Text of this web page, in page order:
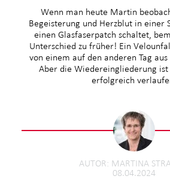
Wenn man heute Martin
Begeisterung und Herzblut in einer
einen Glasfaserpatch schaltet,
Unterschied zu früher! Ein
von einem auf den anderen Tag
Aber die Wiedereingliederung ist
erfolgreich
08.04.2024
AUTOR MARTINA